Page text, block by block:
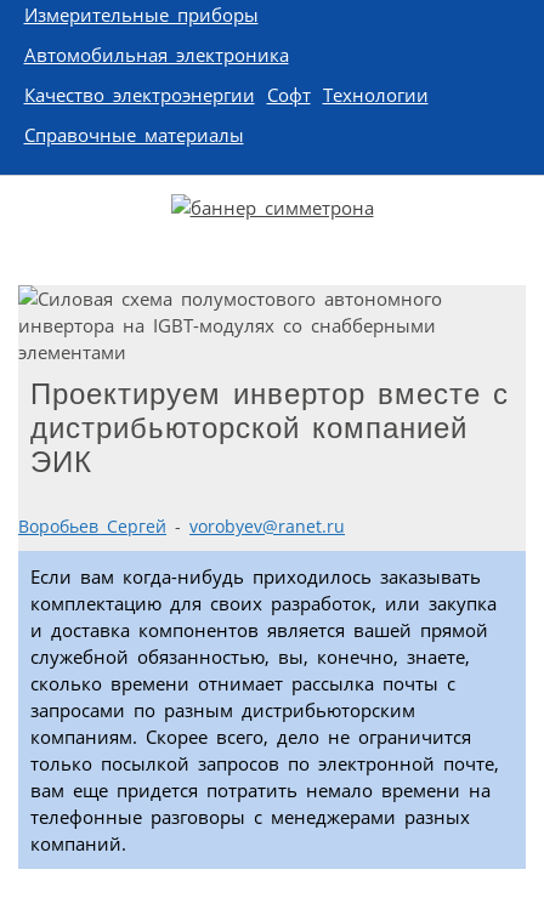
Измерительные приборы
Автомобильная электроника
Качество электроэнергии Софт Технологии
Справочные материалы
Проектируем инвертор вместе с
дистрибьюторской компанией
ЭИК
Воробьев Сергей - vorobyev@ranet.ru
Если вам когда-нибудь приходилось заказывать
комплектацию для своих разработок, или закупка
и доставка компонентов является вашей прямой
служебной обязанностью, вы, конечно, знаете,
сколько времени отнимает рассылка почты с
запросами по разным дистрибьюторским
компаниям. Скорее всего, дело не ограничится
только посылкой запросов по электронной почте,
вам еще придется потратить немало времени на
телефонные разговоры с менеджерами разных
компаний.